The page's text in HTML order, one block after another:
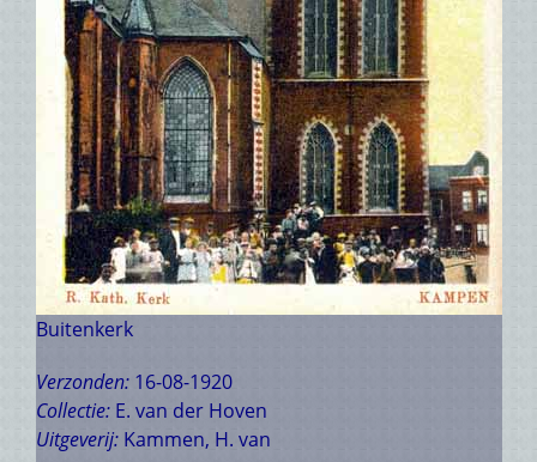
Buitenkerk
Verzonden: 16-08-1920
Collectie: E. van der Hoven
Uitgeverij: Kammen, H. van